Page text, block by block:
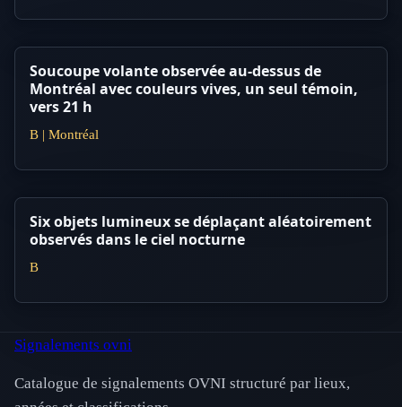
Soucoupe volante observée au-dessus de
Montréal avec couleurs vives, un seul témoin,
vers 21 h
B | Montréal
Six objets lumineux se déplaçant aléatoirement
observés dans le ciel nocturne
B
Signalements ovni
Catalogue de signalements OVNI structuré par lieux,